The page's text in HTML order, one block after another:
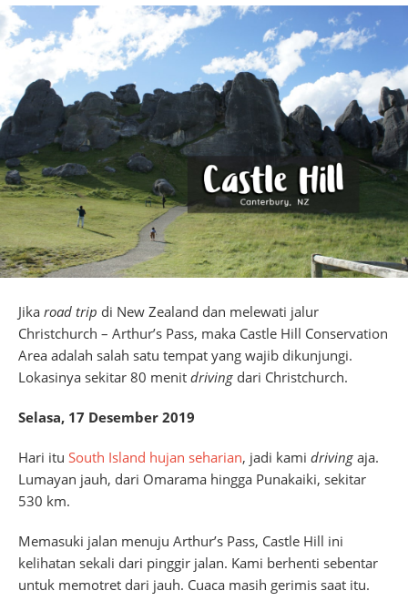
Jika road trip di New Zealand dan melewati jalur
Christchurch – Arthur’s Pass, maka Castle Hill Conservation
Area adalah salah satu tempat yang wajib dikunjungi.
Lokasinya sekitar 80 menit driving dari Christchurch.
Selasa, 17 Desember 2019
Hari itu South Island hujan seharian, jadi kami driving aja.
Lumayan jauh, dari Omarama hingga Punakaiki, sekitar
530 km.
Memasuki jalan menuju Arthur’s Pass, Castle Hill ini
kelihatan sekali dari pinggir jalan. Kami berhenti sebentar
untuk memotret dari jauh. Cuaca masih gerimis saat itu.